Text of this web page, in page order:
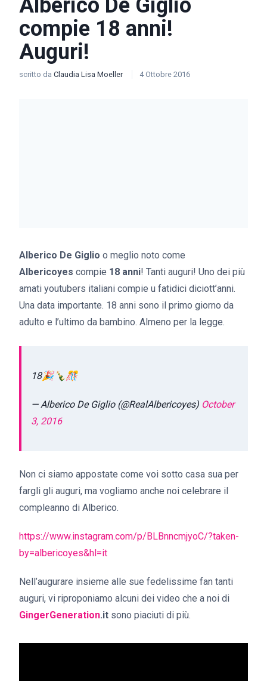
Alberico De Giglio
compie 18 anni!
Auguri!
scritto da Claudia Lisa Moeller 4 Ottobre 2016
Alberico De Giglio o meglio noto come
Albericoyes compie 18 anni! Tanti auguri! Uno dei più
amati youtubers italiani compie u fatidici diciott’anni.
Una data importante. 18 anni sono il primo giorno da
adulto e l’ultimo da bambino. Almeno per la legge.
18🎉🍾🎊
— Alberico De Giglio (@RealAlbericoyes) October
3, 2016
Non ci siamo appostate come voi sotto casa sua per
fargli gli auguri, ma vogliamo anche noi celebrare il
compleanno di Alberico.
https://www.instagram.com/p/BLBnncmjyoC/?taken-
by=albericoyes&hl=it
Nell’augurare insieme alle sue fedelissime fan tanti
auguri, vi riproponiamo alcuni dei video che a noi di
GingerGeneration.it sono piaciuti di più.